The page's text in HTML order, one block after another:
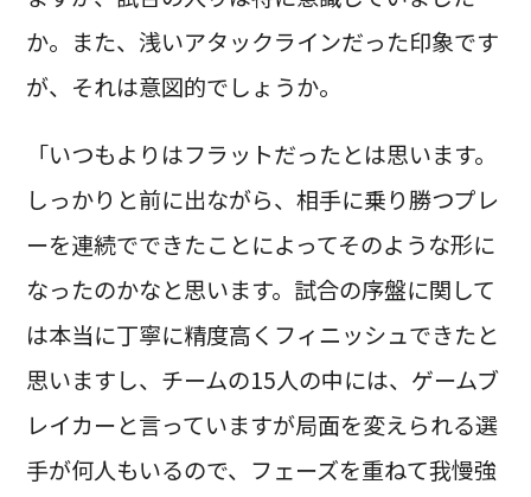
か。また、浅いアタックラインだった印象です
が、それは意図的でしょうか。
「いつもよりはフラットだったとは思います。
しっかりと前に出ながら、相手に乗り勝つプレ
ーを連続でできたことによってそのような形に
なったのかなと思います。試合の序盤に関して
は本当に丁寧に精度高くフィニッシュできたと
思いますし、チームの15人の中には、ゲームブ
レイカーと言っていますが局面を変えられる選
手が何人もいるので、フェーズを重ねて我慢強